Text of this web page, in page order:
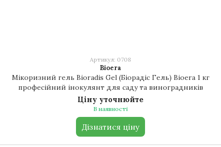
Артикул: 0708
Bioera
Мікоризний гель Bioradis Gel (Біорадіс Гель) Bioera 1 кг
професійний інокулянт для саду та виноградників
Ціну уточнюйте
В наявності
Дізнатися ціну